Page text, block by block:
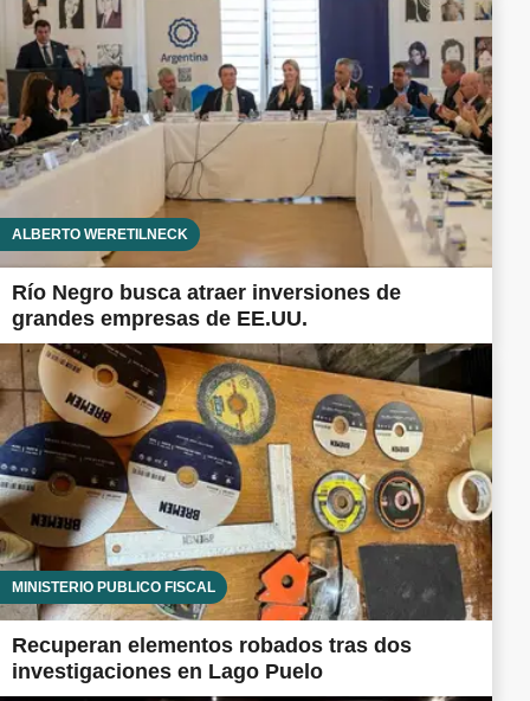
ALBERTO WERETILNECK
Río Negro busca atraer inversiones de
grandes empresas de EE.UU.
MINISTERIO PÚBLICO FISCAL
Recuperan elementos robados tras dos
investigaciones en Lago Puelo